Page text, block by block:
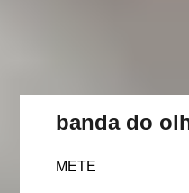
banda do
METE